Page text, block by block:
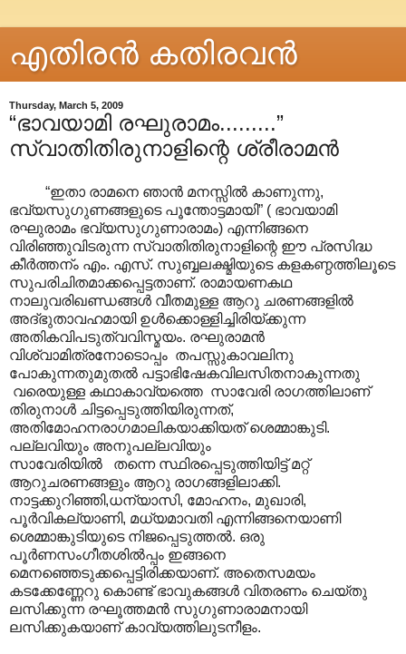
എതിരന്‍ കതിരവന്‍
Thursday, March 5, 2009
“ഭാവയാമി രഘുരാമം.........”
സ്വാതിതിരുനാളിന്റെ ശ്രീരാമന്‍
“ഇതാ രാമനെ ഞാന്‍ മനസ്സില്‍ കാണുന്നു,
ഭവ്യസുഗുണങ്ങളുടെ പൂന്തോട്ടമായി” ( ഭാവയാമി
രഘുരാമം ഭവ്യസുഗുണാരാമം) എന്നിങ്ങനെ
വിരിഞ്ഞുവിടരുന്ന സ്വാതിതിരുനാളിന്റെ ഈ പ്രസിദ്ധ
കീര്‍ത്തന്ം എം. എസ്. സുബ്ബലക്ഷ്മിയുടെ കളകണ്ഠത്തിലൂടെ
സുപരിചിതമാക്കപ്പെട്ടതാണ്. രാമായണകഥ
നാലുവരിഖണ്ഡങ്ങൾ‍ വീതമുള്ള ആറു ചരണങ്ങളില്‍
അദ്ഭുതാവഹമായി ഉള്‍ക്കൊള്ളിച്ചിരിയ്ക്കുന്ന
അതികവിപടുത്വവിസ്മയം. രഘുരാമൻ‍‍
വിശ്വാമിത്രനോടൊപ്പം തപസ്സുകാവലിനു
പോകുന്നതുമുതല്‍ പട്ടാഭിഷേകവിലസിതനാകുന്നതു
വരെയുള്ള കഥാകാവ്യത്തെ സാവേരി രാഗത്തിലാണ്
തിരുനാള്‍ ചിട്ടപ്പെടുത്തിയിരുന്നത്,
അതിമോഹനരാഗമാലികയാക്കിയത് ശെമ്മാങ്കുടി.
പല്ലവിയും അനുപല്ലവിയും
സാവേരിയിൽ തന്നെ സ്ഥിരപ്പെടുത്തിയിട്ട് മറ്റ്
ആറുചരണങ്ങളും ആറു രാഗങ്ങളിലാക്കി.
നാട്ടക്കുറിഞ്ഞി,ധന്യാസി, മോഹനം, മുഖാരി,
പൂര്‍വികല്യാണി, മധ്യമാവതി എന്നിങ്ങനെയാണി
ശെമ്മാങ്കുടിയുടെ നിജപ്പെടുത്തല്‍. ഒരു
പൂര്‍ണസംഗീതശില്‍പ്പം ഇങ്ങനെ
മെനഞ്ഞെടുക്കപ്പെട്ടിരിക്കയാണ്. അതെസമയം ‍
കടക്കേണ്ണേറു കൊണ്ട് ഭാവുകങ്ങള്‍ വിതരണം ചെയ്തു
ലസിക്കുന്ന രഘൂത്തമന്‍ സുഗുണാരാമനായി
ലസിക്കുകയാണ് കാവ്യത്തിലുടനീളം.